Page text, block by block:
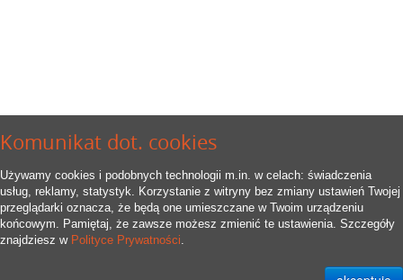
Komunikat dot. cookies
Używamy cookies i podobnych technologii m.in. w celach: świadczenia
usług, reklamy, statystyk. Korzystanie z witryny bez zmiany ustawień Twojej
przeglądarki oznacza, że będą one umieszczane w Twoim urządzeniu
końcowym. Pamiętaj, że zawsze możesz zmienić te ustawienia. Szczegóły
znajdziesz w Polityce Prywatności.